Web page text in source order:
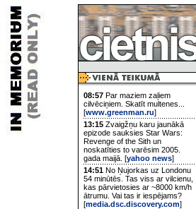
08:57 Par maziem zaļiem
cilvēciņiem. Skatīt multenes...
[www.greenman.ru]
13:15 Zvaigžņu karu jaunākā
epizode sauksies Star Wars:
Revenge of the Sith un
noskatīties to varēsim 2005.
gada maijā. [yahoo news]
14:51 No Ņujorkas uz Londonu
54 minūtēs. Tas viss ar vilcienu,
kas pārvietosies ar ~8000 km/h
ātrumu. Vai tas ir iespējams?
[media.dsc.discovery.com]